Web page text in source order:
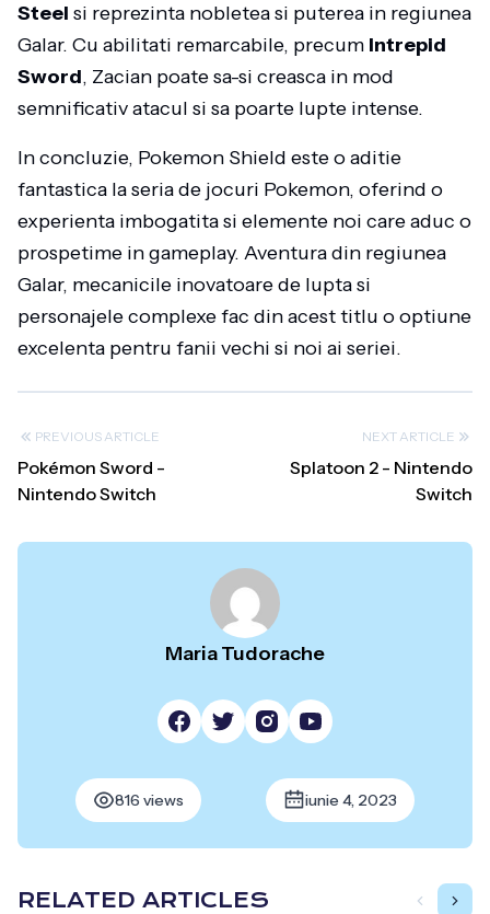
Steel si reprezinta nobletea si puterea in regiunea
Galar. Cu abilitati remarcabile, precum Intrepid
Sword, Zacian poate sa-si creasca in mod
semnificativ atacul si sa poarte lupte intense.
In concluzie, Pokemon Shield este o aditie
fantastica la seria de jocuri Pokemon, oferind o
experienta imbogatita si elemente noi care aduc o
prospetime in gameplay. Aventura din regiunea
Galar, mecanicile inovatoare de lupta si
personajele complexe fac din acest titlu o optiune
excelenta pentru fanii vechi si noi ai seriei.
PREVIOUS ARTICLE
Pokémon Sword -
Nintendo Switch
NEXT ARTICLE
Splatoon 2 - Nintendo
Switch
Maria Tudorache
816 views iunie 4, 2023
RELATED ARTICLES